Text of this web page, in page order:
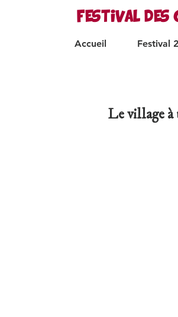
FESTIVAL DES
Accueil Festival
Le village à